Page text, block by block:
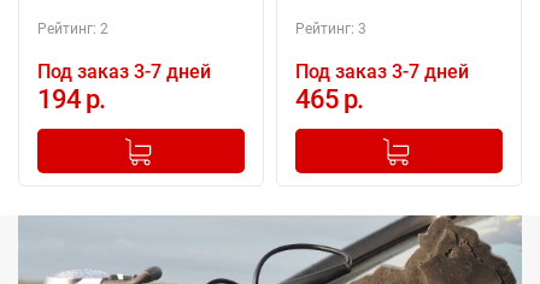
Рейтинг: 2
Под заказ 3-7 дней
194 р.
+
Добавлено в корзину
Рейтинг: 3
Под заказ 3-7 дней
465 р.
+
Добавлено в корзину